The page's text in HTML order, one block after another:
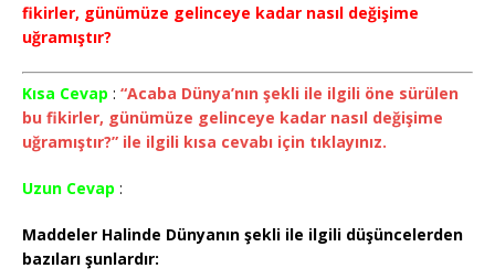
fikirler, günümüze gelinceye kadar nasıl değişime
uğramıştır?
Kısa Cevap : “Acaba Dünya’nın şekli ile ilgili öne sürülen
bu fikirler, günümüze gelinceye kadar nasıl değişime
uğramıştır?” ile ilgili kısa cevabı için tıklayınız.
Uzun Cevap :
Maddeler Halinde Dünyanın şekli ile ilgili düşüncelerden
bazıları şunlardır: